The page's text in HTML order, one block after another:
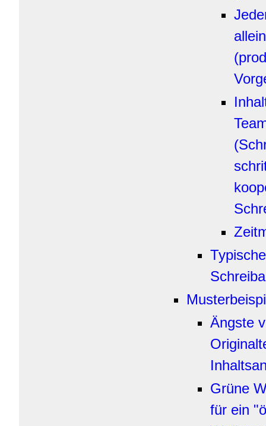
allein
Typische
Ängste
Grüne
für ein